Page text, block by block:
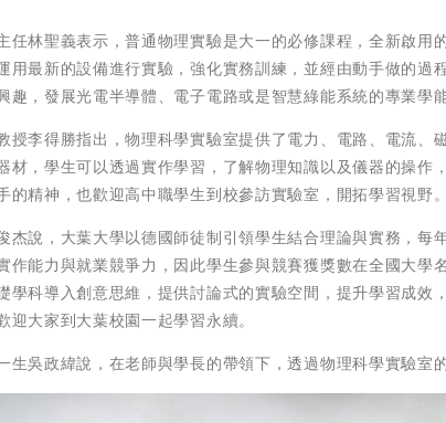
任林聖義表示，普通物理實驗是大一的必修課程，全新啟用
用最新的設備進行實驗，強化實務訓練，並經由動手做的
趣，發展光電半導體、電子電路或是智慧綠能系統的專業學
授李得勝指出，物理科學實驗室提供了電力、電路、電流
材，學生可以透過實作學習，了解物理知識以及儀器的操
的精神，也歡迎高中職學生到校參訪實驗室，開拓學習視野。
杰說，大葉大學以德國師徒制引領學生結合理論與實務，
作能力與就業競爭力，因此學生參與競賽獲獎數在全國大
學科導入創意思維，提供討論式的實驗空間，提升學習成效
迎大家到大葉校園一起學習永續。
生吳政緯說，在老師與學長的帶領下，透過物理科學實驗室